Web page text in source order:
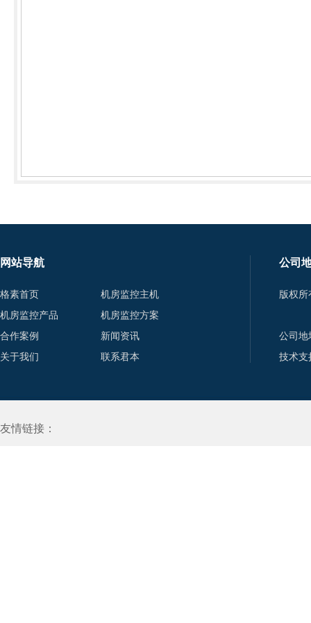
网站导航
格素首页
机房监控主机
机房监控产品
机房监控方案
合作案例
新闻资讯
关于我们
联系君本
公司
版权所
公司地
技术支
友情链接：